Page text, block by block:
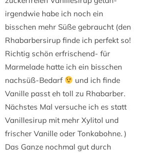
irgendwie habe ich noch ein
bisschen mehr Süße gebraucht (den
Rhabarbersirup finde ich perfekt so!
Richtig schön erfrischend- für
Marmelade hatte ich ein bisschen
nachsüß-Bedarf
und ich finde
Vanille passt eh toll zu Rhabarber.
Nächstes Mal versuche ich es statt
Vanillesirup mit mehr Xylitol und
frischer Vanille oder Tonkabohne. )
Das Ganze nochmal gut durch